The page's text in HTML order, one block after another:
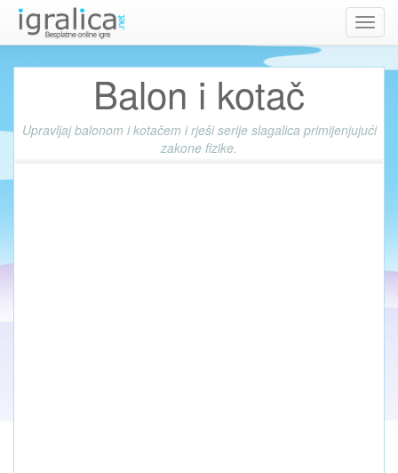
Balon i kotač
Upravljaj balonom i kotačem i rješi serije slagalica primijenjujući
zakone fizike.